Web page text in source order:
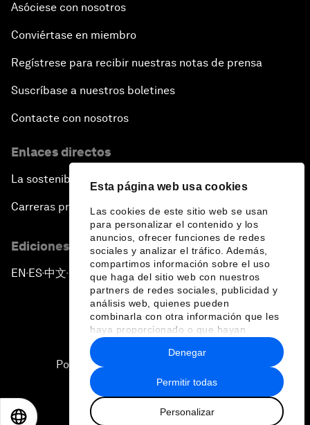
Esta página web usa cookies
Las cookies de este sitio web se usan
para personalizar el contenido y los
anuncios, ofrecer funciones de redes
sociales y analizar el tráfico. Además,
compartimos información sobre el uso
que haga del sitio web con nuestros
partners de redes sociales, publicidad y
análisis web, quienes pueden
combinarla con otra información que les
haya proporcionado o que hayan
recopilado a partir del uso que haya
hecho de sus servicios.
Permitir todas
Personalizar
Denegar
Asóciese con nosotros
Conviértase en miembro
Regístrese para recibir nuestras notas de prensa
Suscríbase a nuestros boletines
Contacte con nosotros
Enlaces directos
La sostenibilidad en el Foro
Carreras profesionales
Ediciones en otros idiomas
EN ▪ES▪中文▪ 日本語
Política de privacidad y normas de uso
Sitemap
2026 Foro Económico Mundial